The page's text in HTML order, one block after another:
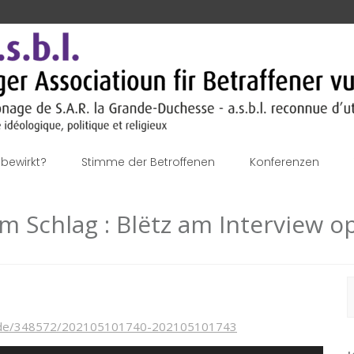
Stimme der Betroffenen Konferenzen
Schlag : Blëtz am Interview
348572/202105101740-202105101743